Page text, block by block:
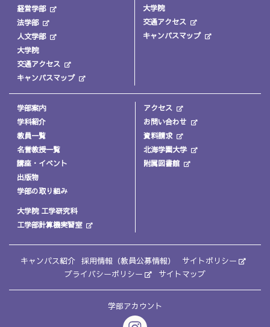
経営学部
法学部
人文学部
大学院
交通アクセス
キャンパスマップ
大学院
交通アクセス
キャンパスマップ
学部案内
学科紹介
教員一覧
名誉教授一覧
講座・イベント
出版物
学部の取り組み
大学院 工学研究科
工学部計算機実習室
アクセス
お問い合わせ
資料請求
北海学園大学
附属図書館
キャンパス紹介 採用情報（教員公募情報）
サイトポリシー
プライバシーポリシー
サイトマップ
学部アカウント